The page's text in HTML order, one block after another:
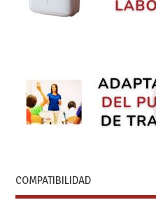
COMPATIBILIDAD